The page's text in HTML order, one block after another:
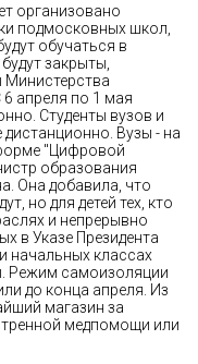
организовано
подмосковных школ,
обучаться в
закрыты,
апреля по 1 мая
Студенты вузов и
Вузы - на
"Цифровой
образования
Она добавила, что
но для детей тех, кто
и непрерывно
в Указе Президента
начальных классах
Режим самоизоляции
до конца апреля. Из
магазин за
медпомощи или